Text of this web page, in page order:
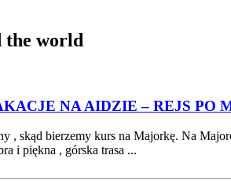
world
NA AIDZIE – REJS PO
, skąd bierzemy kurs na Majorkę. Na
i piękna , górska trasa ...